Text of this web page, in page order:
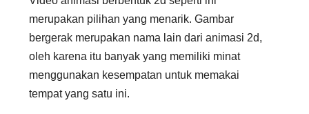
merupakan pilihan yang menarik. Gambar
bergerak merupakan nama lain dari animasi 2d,
oleh karena itu banyak yang memiliki minat
menggunakan kesempatan untuk memakai
tempat yang satu ini.